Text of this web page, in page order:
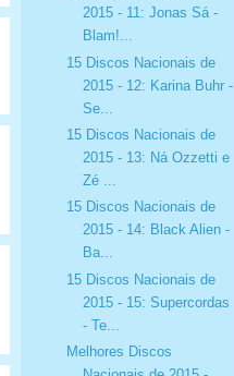
2015 - 11: Jonas Sá -
Blam!...
15 Discos Nacionais de
2015 - 12: Karina Buhr -
Se...
15 Discos Nacionais de
2015 - 13: Ná Ozzetti e
Zé ...
15 Discos Nacionais de
2015 - 14: Black Alien -
Ba...
15 Discos Nacionais de
2015 - 15: Supercordas
- Te...
Melhores Discos